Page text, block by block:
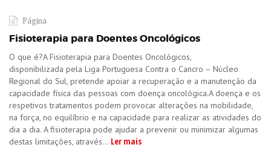
Página
Fisioterapia para Doentes Oncológicos
O que é?A Fisioterapia para Doentes Oncológicos,
disponibilizada pela Liga Portuguesa Contra o Cancro – Núcleo
Regional do Sul, pretende apoiar a recuperação e a manutenção da
capacidade física das pessoas com doença oncológica.A doença e os
respetivos tratamentos podem provocar alterações na mobilidade,
na força, no equilíbrio e na capacidade para realizar as atividades do
dia a dia. A fisioterapia pode ajudar a prevenir ou minimizar algumas
destas limitações, através... Ler mais